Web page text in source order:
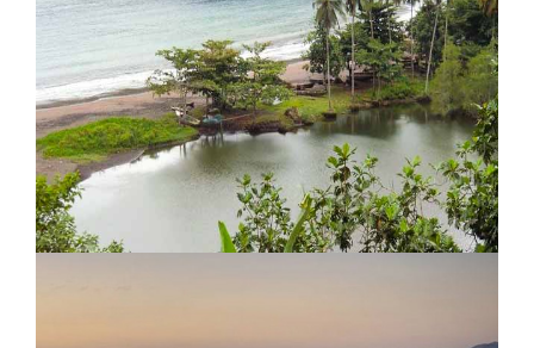
Royal jozini imbuvu lodge